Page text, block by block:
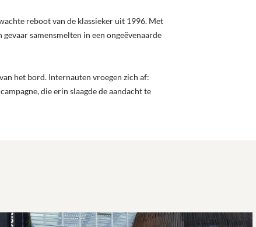
reboot van de klassieker uit 1996. Met
samensmelten in een ongeëvenaarde
het bord. Internauten vroegen zich af:
die erin slaagde de aandacht te